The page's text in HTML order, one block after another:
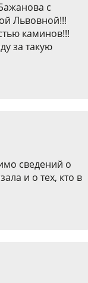
с
Львовной!!!
каминов!!!
за такую
сведений о
и о тех, кто в